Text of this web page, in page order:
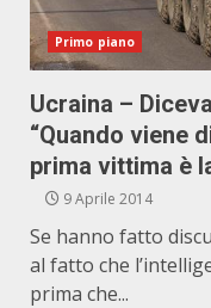
Primo piano
Ucraina –
“Quando viene
prima vittima è
9 Aprile 2014
Se hanno fatto
al fatto che
prima che...